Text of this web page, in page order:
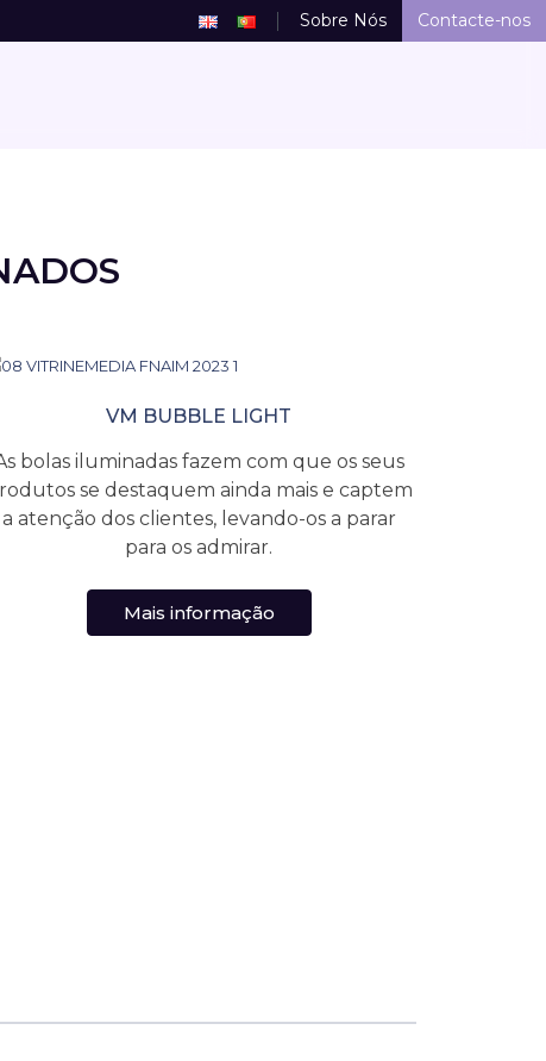
Sobre Nós Contacte-nos
VM BUBBLE LIGHT
bolas iluminadas fazem com que os seus
se destaquem ainda mais e captem
a atenção dos clientes, levando-os a parar
para os admirar.
Mais informação